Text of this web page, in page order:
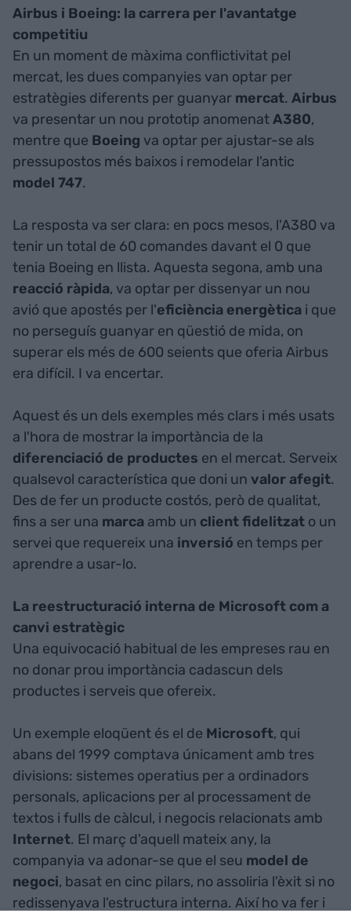
Airbus i Boeing: la carrera per l'avantatge
competitiu
En un moment de màxima conflictivitat pel
mercat, les dues companyies van optar per
estratègies diferents per guanyar mercat. Airbus
va presentar un nou prototip anomenatA380,
mentre que Boeing va optar per ajustar-se als
pressupostos més baixos i remodelar l'antic
model 747.
La resposta va ser clara: en pocs mesos, l'A380 va
tenir un total de 60 comandes davant el 0 que
tenia Boeing en llista. Aquesta segona, amb una
reacció ràpida, va optar per dissenyar un nou
avió que apostés per l'eficiència energètica i que
no perseguís guanyar en qüestió de mida, on
superar els més de 600 seients que oferia Airbus
era difícil. I va encertar.
Aquest és un dels exemples més clars i més usats
a l'hora de mostrar la importància de la
diferenciació de productes en el mercat. Serveix
qualsevol característica que doni un valor afegit.
Des de fer un producte costós, però de qualitat,
fins a ser una marca amb un client fidelitzat o un
servei que requereix una inversió en temps per
aprendre a usar-lo.
La reestructuració interna de Microsoft com a
canvi estratègic
Una equivocació habitual de les empreses rau en
no donar prou importància cadascun dels
productes i serveis que ofereix.
Un exemple eloqüent és el de Microsoft, qui
abans del 1999 comptava únicament amb tres
divisions: sistemes operatius per a ordinadors
personals, aplicacions per al processament de
textos i fulls de càlcul, i negocis relacionats amb
Internet. El març d'aquell mateix any, la
companyia va adonar-se que el seu model de
negoci, basat en cinc pilars, no assoliria l'èxit si no
redissenyava l'estructura interna. Així ho va fer i